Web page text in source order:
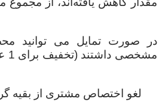
در صورت تمایل می توانید
لغو اختصاص مشتری از بقیه